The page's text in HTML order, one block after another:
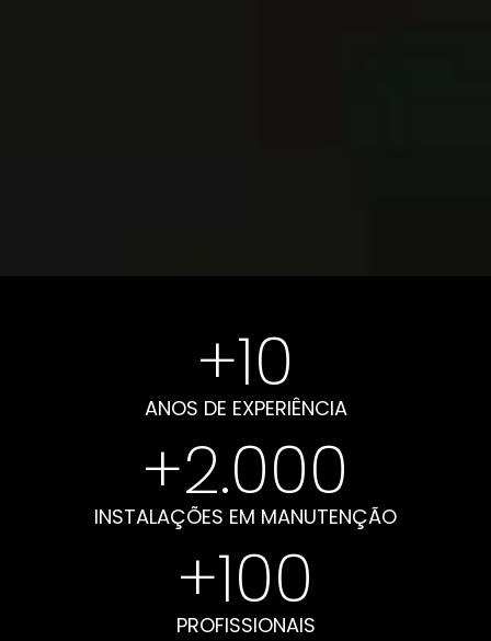
+10
ANOS DE EXPERIÊNCIA
+2.000
INSTALAÇÕES EM MANUTENÇÃO
+100
PROFISSIONAIS